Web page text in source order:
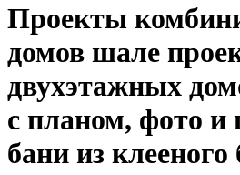
Проекты
домов шале
двухэтажных
с планом, фото и
бани из клееного